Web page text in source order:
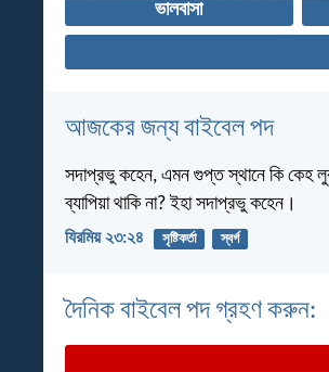
ভালবাসা
আজকের জন্য বাইবেল পদ
সদাপ্রভু কহেন, এমন গুপ্ত স্থানে কি কেহ
ব্যাপিয়া থাকি না? ইহা সদাপ্রভু কহেন।
যিরমিয় ২৩:২৪ সৃষ্টিকর্তা স্বর্গ
দৈনিক বাইবেল পদ গ্রহণ করুন: